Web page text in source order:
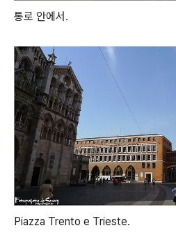
통로 안에서.
Piazza Trento e Trieste.